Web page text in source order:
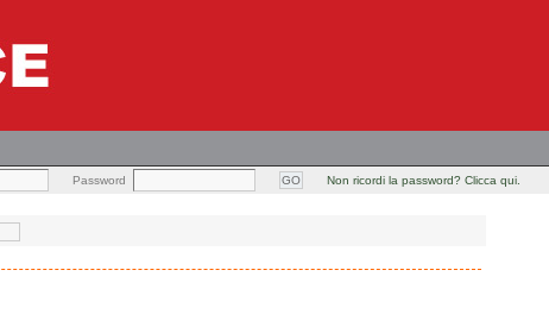
Password Non ricordi la password? Clicca qui.